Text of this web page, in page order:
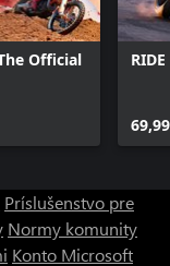
Official
RIDE
Príslušenstvo pre
Normy komunity
Konto Microsoft